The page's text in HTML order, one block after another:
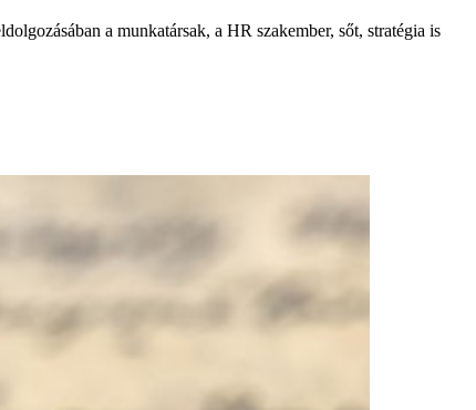
a munkatársak, a HR szakember, sőt, stratégia is